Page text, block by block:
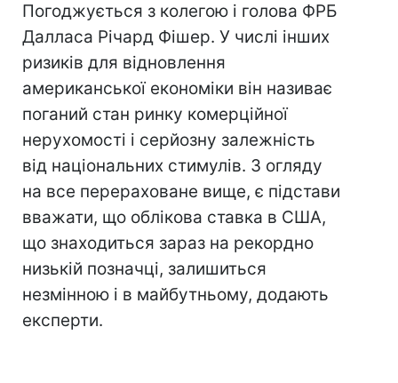
Погоджується з колегою і голова ФРБ
Далласа Річард Фішер. У числі інших
ризиків для відновлення
американської економіки він називає
поганий стан ринку комерційної
нерухомості і серйозну залежність
від національних стимулів. З огляду
на все перераховане вище, є підстави
вважати, що облікова ставка в США,
що знаходиться зараз на рекордно
низькій позначці, залишиться
незмінною і в майбутньому, додають
експерти.